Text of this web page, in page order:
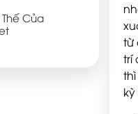
Của
từ
trí